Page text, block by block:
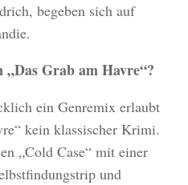
begeben sich auf
„Das Grab am Havre“?
ein Genremix erlaubt
kein klassischer Krimi.
„Cold Case“ mit einer
und